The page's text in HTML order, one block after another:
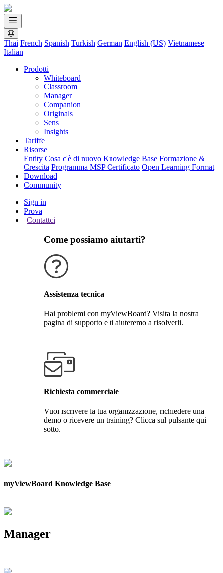
Thai French Spanish Turkish German English (US) Vietnamese
Italian
Prodotti
Whiteboard
Classroom
Manager
Companion
Originals
Sens
Insights
Tariffe
Risorse
Entity Cosa c'è di nuovo Knowledge Base Formazione &
Crescita Programma MSP Certificato Open Learning Format
Download
Community
Sign in
Prova
Contattci
Come possiamo aiutarti?
Assistenza tecnica
Hai problemi con myViewBoard? Visita la nostra
pagina di supporto e ti aiuteremo a risolverli.
Richiesta commerciale
Vuoi iscrivere la tua organizzazione, richiedere una
demo o ricevere un training? Clicca sul pulsante qui
sotto.
myViewBoard Knowledge Base
Manager